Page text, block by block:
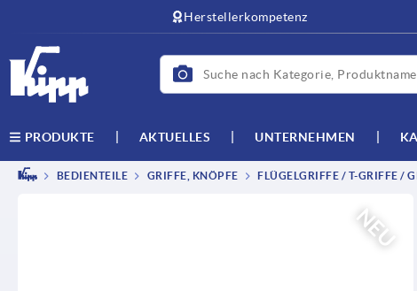
Herstellerkompetenz
PRODUKTE AKTUELLES UNTERNEHMEN
BEDIENTEILE GRIFFE, KNÖPFE FLÜGELGRIFFE / T-GRIFFE /
NEU